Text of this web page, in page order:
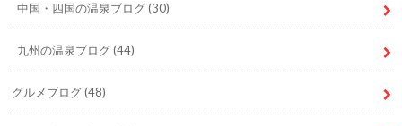
中国・四国の温泉ブログ(30)
九州の温泉ブログ(44)
グルメブログ(48)